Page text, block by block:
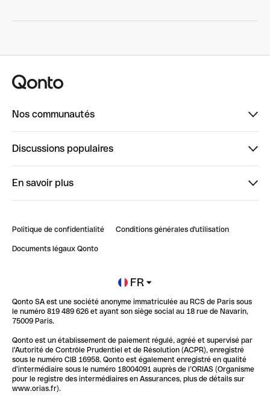
Nos communautés
ClubQonto
Discussions populaires
Impact de l'IA sur les carrières/productivité
En savoir plus
Blog
Newsroom
Glossaire finance
Politique de confidentialité Conditions générales d'utilisation
Documents légaux Qonto
FR
Qonto SA est une société anonyme immatriculée au RCS de Paris sous
le numéro 819 489 626 et ayant son siège social au 18 rue de Navarin,
75009 Paris.
Qonto est un établissement de paiement régulé, agréé et supervisé par
l'Autorité de Contrôle Prudentiel et de Résolution (ACPR), enregistré
sous le numéro CIB 16958. Qonto est également enregistré en qualité
d’intermédiaire sous le numéro 18004091 auprès de l’ORIAS (Organisme
pour le registre des intermédiaires en Assurances, plus de détails sur
www.orias.fr).